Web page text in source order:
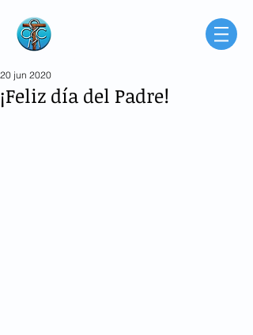
¡Feliz día del Padre!
20 jun 2020